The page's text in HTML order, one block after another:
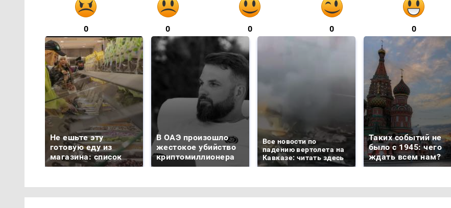
0 0 0 0 0
Не ешьте эту
готовую еду из
магазина: список
В ОАЭ произошло
жестокое убийство
криптомиллионера
Все новости по
падению вертолета на
Кавказе: читать здесь
Таких событий не
было с 1945: чего
ждать всем нам?